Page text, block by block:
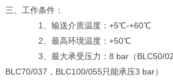
三、工作条件：
1、输送介质温度：+5℃-+60℃
2、最高环境温度：+50℃
3、最大承受压力：8 bar（BLC50/025
BLC70/037，BLC100/055只能承压3 bar）